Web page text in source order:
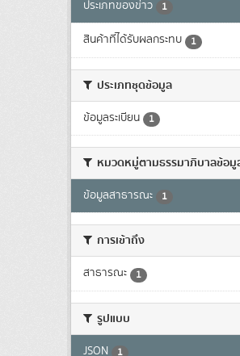
ประเภทของข่าว 1
สินค้าที่ได้รับผลกระทบ 1
ประเภทชุดข้อมูล
ข้อมูลระเบียน 1
หมวดหมู่ตามธรรมาภิบาลข้อมู
ข้อมูลสาธารณะ 1
การเข้าถึง
สาธารณะ 1
รูปแบบ
JSON 1